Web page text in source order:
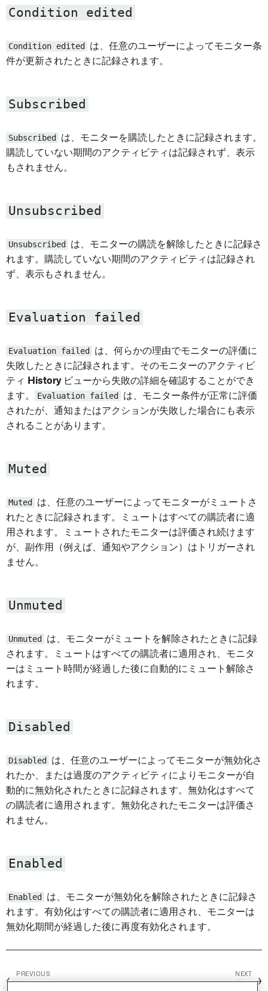
Condition edited
Condition edited
は、任意のユーザーによってモニター条
件が更新されたときに記録されます。
Subscribed
Subscribed
は、モニターを購読したときに記録されます。
購読していない期間のアクティビティは記録されず、表示
もされません。
Unsubscribed
Unsubscribed
は、モニターの購読を解除したときに記録さ
れます。購読していない期間のアクティビティは記録され
ず、表示もされません。
Evaluation failed
Evaluation failed
は、何らかの理由でモニターの評価に
失敗したときに記録されます。そのモニターのアクティビ
ティ
Historyビューから失敗の詳細を確認することができ
ます。
Evaluation failed
は、モニター条件が正常に評価
されたが、通知またはアクションが失敗した場合にも表示
されることがあります。
Muted
Muted
は、任意のユーザーによってモニターがミュートさ
れたときに記録されます。ミュートはすべての購読者に適
用されます。ミュートされたモニターは評価され続けます
が、副作用（例えば、通知やアクション）はトリガーされ
ません。
Unmuted
Unmuted
は、モニターがミュートを解除されたときに記録
されます。ミュートはすべての購読者に適用され、モニタ
ーはミュート時間が経過した後に自動的にミュート解除さ
れます。
Disabled
Disabled
は、任意のユーザーによってモニターが無効化さ
れたか、または過度のアクティビティによりモニターが自
動的に無効化されたときに記録されます。無効化はすべて
の購読者に適用されます。無効化されたモニターは評価さ
れません。
Enabled
Enabled
は、モニターが無効化を解除されたときに記録さ
れます。有効化はすべての購読者に適用され、モニターは
無効化期間が経過した後に再度有効化されます。
←
PREVIOUS NEXT
→